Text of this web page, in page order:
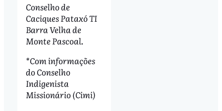
Conselho de
Caciques Pataxó TI
Barra Velha de
Monte Pascoal.
*Com informações
do Conselho
Indigenista
Missionário (Cimi)